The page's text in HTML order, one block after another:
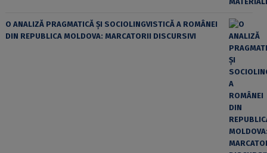
O ANALIZĂ PRAGMATICĂ ȘI SOCIOLINGVISTICĂ A ROMÂNEI
DIN REPUBLICA MOLDOVA: MARCATORII DISCURSIVI